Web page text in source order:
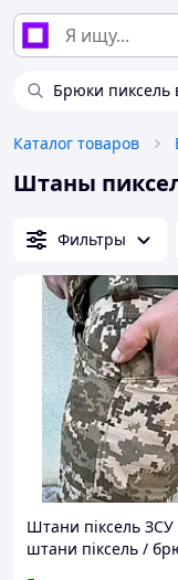
Брюки пиксель
Каталог товаров
Штаны
Фильтры
Штани піксель ЗСУ
штани піксель /